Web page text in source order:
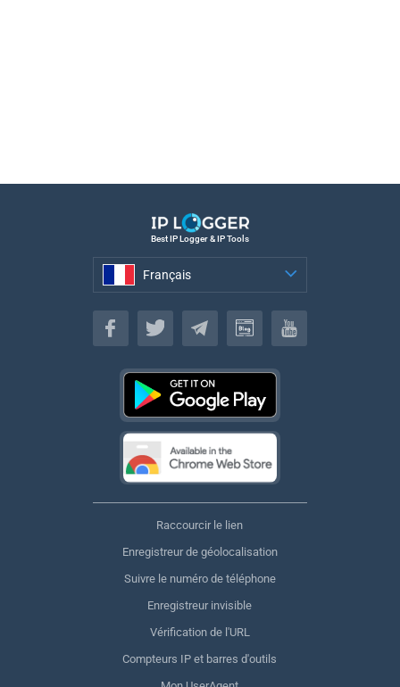
Best IP Logger & IP Tools
Français
Français
Raccourcir le lien
Enregistreur de géolocalisation
Suivre le numéro de téléphone
Enregistreur invisible
Vérification de l'URL
Compteurs IP et barres d'outils